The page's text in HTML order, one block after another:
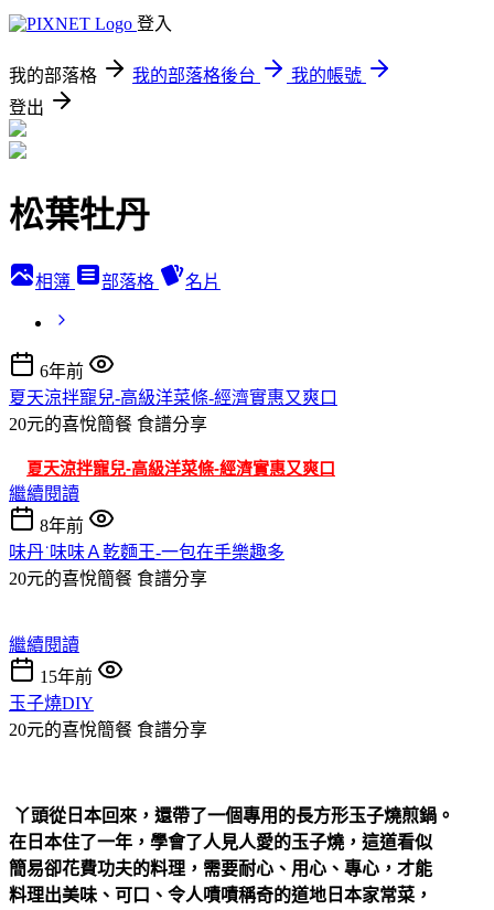
登入
我的部落格 我的部落格後台
我的帳號
登出
松葉牡丹
相簿 部落格 名片
6年前
夏天涼拌寵兒-高級洋菜條-經濟實惠又爽口
20元的喜悅簡餐 食譜分享
夏天涼拌寵兒-高級洋菜條-經濟實惠又爽口
繼續閱讀
8年前
味丹˙味味Ａ乾麵王-一包在手樂趣多
20元的喜悅簡餐 食譜分享
繼續閱讀
15年前
玉子燒DIY
20元的喜悅簡餐 食譜分享
丫頭從日本回來，還帶了一個專用的長方形玉子燒煎鍋。
在日本住了一年，學會了人見人愛的玉子燒，這道看似
簡易卻花費功夫的料理，需要耐心、用心、專心，才能
料理出美味、可口、令人嘖嘖稱奇的道地日本家常菜，